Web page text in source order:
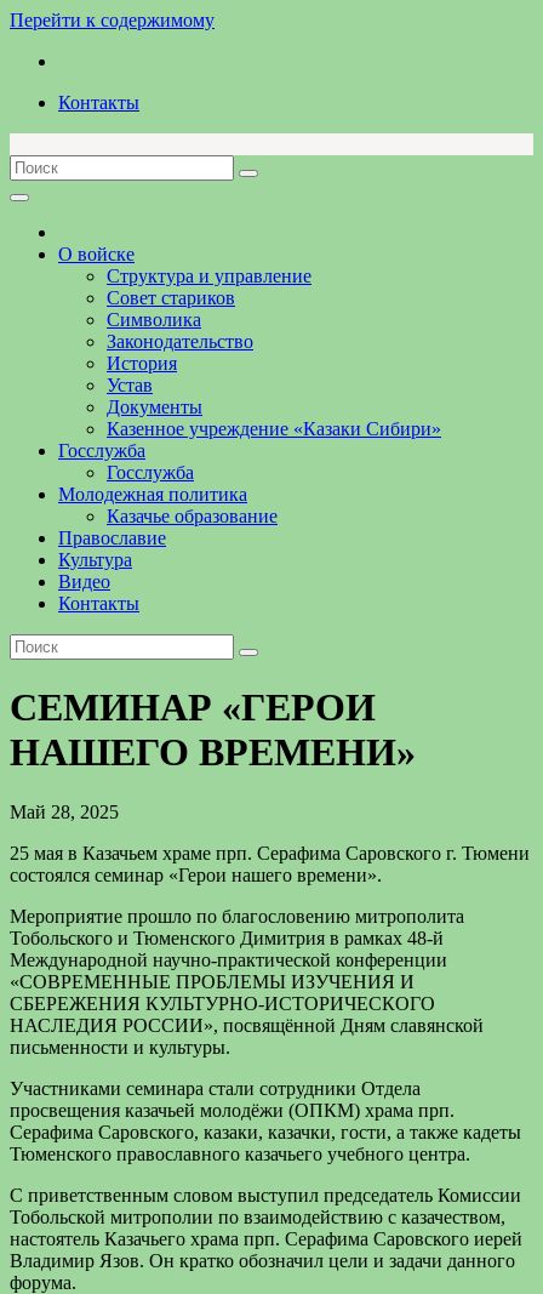
Перейти к содержимому
Контакты
О войске
Структура и управление
Совет стариков
Символика
Законодательство
История
Устав
Документы
Казенное учреждение «Казаки Сибири»
Госслужба
Госслужба
Молодежная политика
Казачье образование
Православие
Культура
Видео
Контакты
СЕМИНАР «ГЕРОИ
НАШЕГО ВРЕМЕНИ»
Май 28, 2025
25 мая в Казачьем храме прп. Серафима Саровского г. Тюмени
состоялся семинар «Герои нашего времени».
Мероприятие прошло по благословению митрополита
Тобольского и Тюменского Димитрия в рамках 48-й
Международной научно-практической конференции
«СОВРЕМЕННЫЕ ПРОБЛЕМЫ ИЗУЧЕНИЯ И
СБЕРЕЖЕНИЯ КУЛЬТУРНО-ИСТОРИЧЕСКОГО
НАСЛЕДИЯ РОССИИ», посвящённой Дням славянской
письменности и культуры.
Участниками семинара стали сотрудники Отдела
просвещения казачьей молодёжи (ОПКМ) храма прп.
Серафима Саровского, казаки, казачки, гости, а также кадеты
Тюменского православного казачьего учебного центра.
С приветственным словом выступил председатель Комиссии
Тобольской митрополии по взаимодействию с казачеством,
настоятель Казачьего храма прп. Серафима Саровского иерей
Владимир Язов. Он кратко обозначил цели и задачи данного
форума.